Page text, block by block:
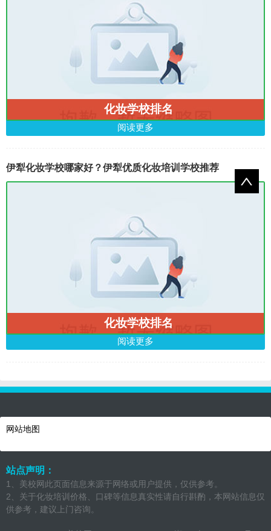
化妆学校排名
阅读更多
伊犁化妆学校哪家好？伊犁优质化妆培训学校推荐
化妆学校排名
阅读更多
网站地图
站点声明：
1、美校网此页面信息来源于网络或用户提供，仅供参考。
2、关于化妆培训价格、口碑等信息真实性请自行斟酌，本网站信息仅
供参考，建议上门咨询。